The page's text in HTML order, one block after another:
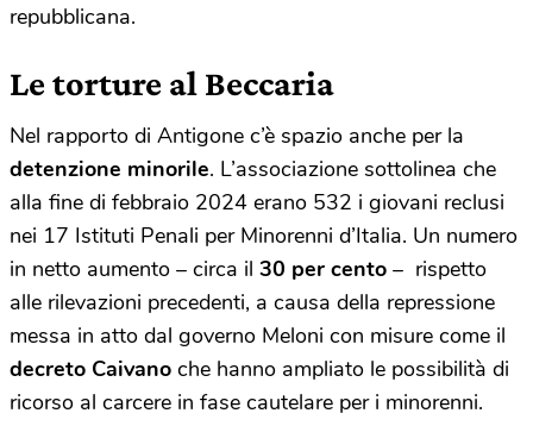
repubblicana.
Le torture al Beccaria
Nel rapporto di Antigone c’è spazio anche per la
detenzione minorile. L’associazione sottolinea che
alla fine di febbraio 2024 erano 532 i giovani reclusi
nei 17 Istituti Penali per Minorenni d’Italia. Un numero
in netto aumento – circa il 30 per cento – rispetto
alle rilevazioni precedenti, a causa della repressione
messa in atto dal governo Meloni con misure come il
decreto Caivano che hanno ampliato le possibilità di
ricorso al carcere in fase cautelare per i minorenni.